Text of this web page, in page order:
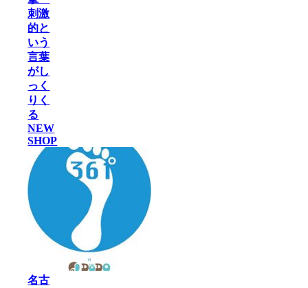
刺激
的と
いう
言葉
がし
っく
りく
る
NEW
SHOP
名古